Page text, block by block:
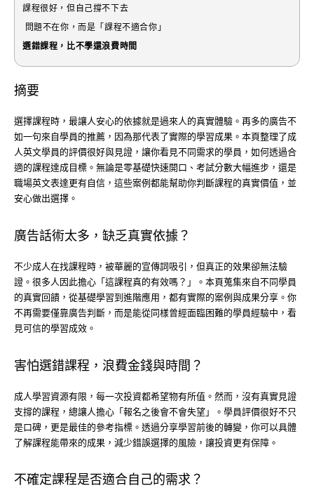
課程很好，但自己撐不下去
問題不在你，而是「課程不適合你」
選錯課程，比不學還浪費時間
摘要
選擇課程時，最讓人安心的依據就是過來人的真實體驗。再多的廣告不
如一句來自學員的推薦，因為那代表了實際的學習成果。本頁整理了成
人英文學員的評價很好與見證，讓你看見不同需求的學員，如何透過合
適的課程達成目標。無論是零基礎快速開口、考試分數大幅進步，還是
職場英文表達更有自信，這些案例都能幫助你判斷課程的真實價值，並
安心做出選擇。
廣告話術太多，缺乏真實依據？
不少成人在找課程時，被華麗的宣傳詞吸引，但真正的效果卻無法驗
證。很多人因此擔心「這課程真的有效嗎？」。本頁蒐集來自不同學員
的真實回饋，從基礎學習到進階應用，都有實際的案例與成果分享。你
不再需要僅靠廣告判斷，而是能從同樣曾經面臨困難的學員經驗中，看
見可信的學習成效。
害怕選錯課程，浪費金錢與時間？
成人學習資源有限，每一次投資都希望物有所值。然而，沒有真實見證
支撐的課程，總讓人擔心「報名之後會不會失望」。學員評價很好不只
是口碑，更是最佳的參考指標。透過分享學習前後的轉變，你可以具體
了解課程能帶來的成果，減少錯誤選擇的風險，讓投資更有保障。
不確定課程是否適合自己的需求？